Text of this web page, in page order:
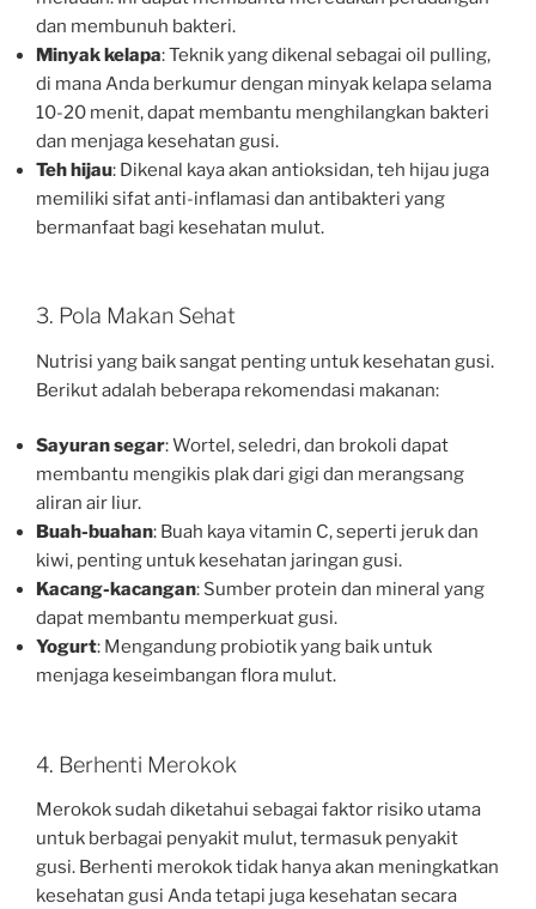
dan membunuh bakteri.
Minyak kelapa: Teknik yang dikenal sebagai oil pulling,
di mana Anda berkumur dengan minyak kelapa selama
10-20 menit, dapat membantu menghilangkan bakteri
dan menjaga kesehatan gusi.
Teh hijau: Dikenal kaya akan antioksidan, teh hijau juga
memiliki sifat anti-inflamasi dan antibakteri yang
bermanfaat bagi kesehatan mulut.
3. Pola Makan Sehat
Nutrisi yang baik sangat penting untuk kesehatan gusi.
Berikut adalah beberapa rekomendasi makanan:
Sayuran segar: Wortel, seledri, dan brokoli dapat
membantu mengikis plak dari gigi dan merangsang
aliran air liur.
Buah-buahan: Buah kaya vitamin C, seperti jeruk dan
kiwi, penting untuk kesehatan jaringan gusi.
Kacang-kacangan: Sumber protein dan mineral yang
dapat membantu memperkuat gusi.
Yogurt: Mengandung probiotik yang baik untuk
menjaga keseimbangan flora mulut.
4. Berhenti Merokok
Merokok sudah diketahui sebagai faktor risiko utama
untuk berbagai penyakit mulut, termasuk penyakit
gusi. Berhenti merokok tidak hanya akan meningkatkan
kesehatan gusi Anda tetapi juga kesehatan secara